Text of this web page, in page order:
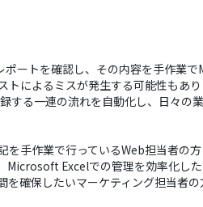
ートを確認し、その内容を手作業
によるミスが発生する可能性もあ
る一連の流れを自動化し、日々の業
を手作業で行っているWeb担当者の方
Microsoft Excelでの管理を効率化し
を確保したいマーケティング担当者の